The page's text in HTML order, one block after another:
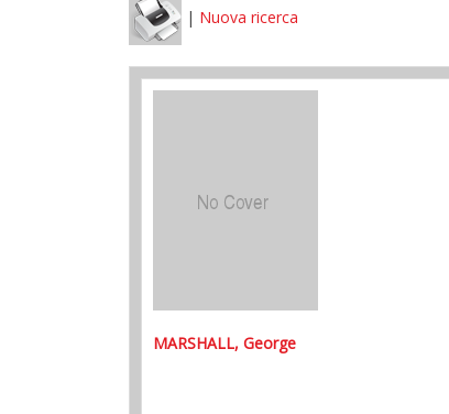
| Nuova ricerca
MARSHALL, George